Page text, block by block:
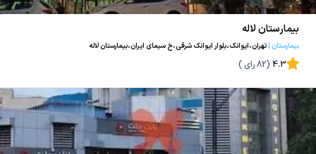
بیمارستان لاله
بیمارستان |تهران،ایوانک،بلوار ایوانک شرقی،خ سیمای ایران،بیمارستان لاله
4.3
(
82رای )